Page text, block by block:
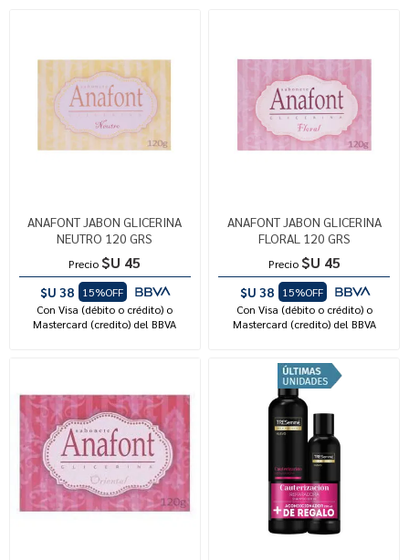
ANAFONT JABON GLICERINA
NEUTRO 120 GRS
Precio $U 45
$U 38
15%OFF
Con Visa (débito o crédito) o
Mastercard (credito) del BBVA
ANAFONT JABON GLICERINA
FLORAL 120 GRS
Precio $U 45
$U 38
15%OFF
Con Visa (débito o crédito) o
Mastercard (credito) del BBVA